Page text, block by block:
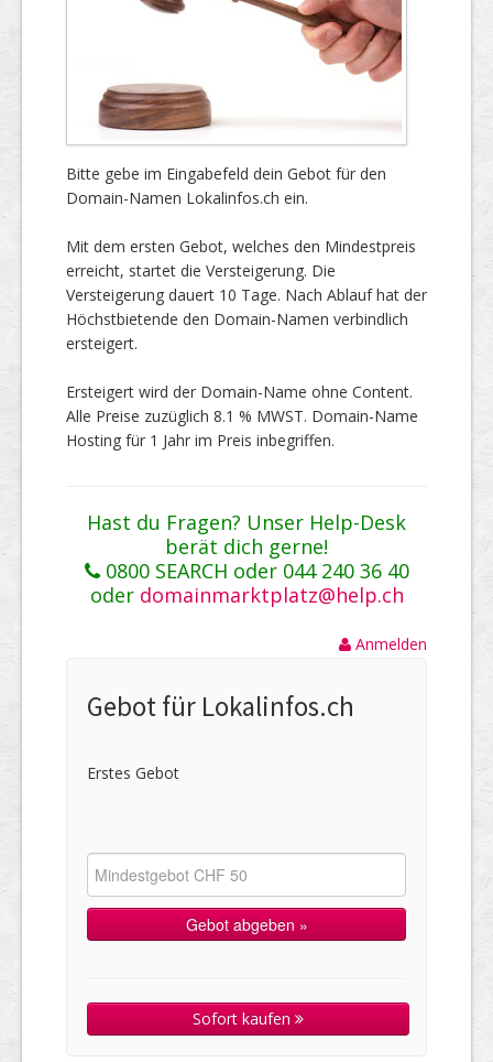
Bitte gebe im Eingabefeld dein Gebot für den
Domain-Namen Lokalinfos.ch ein.
Mit dem ersten Gebot, welches den Mindestpreis
erreicht, startet die Versteigerung. Die
Versteigerung dauert 10 Tage. Nach Ablauf hat der
Höchstbietende den Domain-Namen verbindlich
ersteigert.
Ersteigert wird der Domain-Name ohne Content.
Alle Preise zuzüglich 8.1 % MWST. Domain-Name
Hosting für 1 Jahr im Preis inbegriffen.
Hast du Fragen? Unser Help-Desk
berät dich gerne!
0800 SEARCH oder 044 240 36 40
oder domainmarktplatz@help.ch
Anmelden
Gebot für Lokalinfos.ch
Erstes Gebot
Sofort kaufen